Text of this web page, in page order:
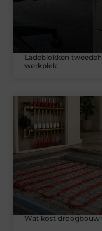
Ladeblokken
werkplek
Wat kost